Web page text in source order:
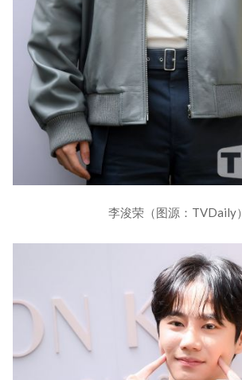
李浚荣（图源：TVDaily）